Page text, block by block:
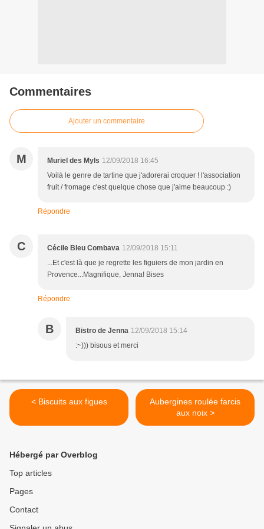
Commentaires
Ajouter un commentaire
M Muriel des Myls 12/09/2018 16:45
Voilà le genre de tartine que j'adorerai croquer ! l'association
fruit / fromage c'est quelque chose que j'aime beaucoup :)
Répondre
C Cécile Bleu Combava 12/09/2018 15:11
...Et c'est là que je regrette les figuiers de mon jardin en
Provence...Magnifique, Jenna! Bises
Répondre
B Bistro de Jenna 12/09/2018 15:14
:~))) bisous et merci
< Biscuits aux figues
Aubergines roulée farcis
aux noix >
Hébergé par Overblog
Top articles
Pages
Contact